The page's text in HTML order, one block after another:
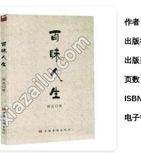
作者
出版
出版
页数
电子